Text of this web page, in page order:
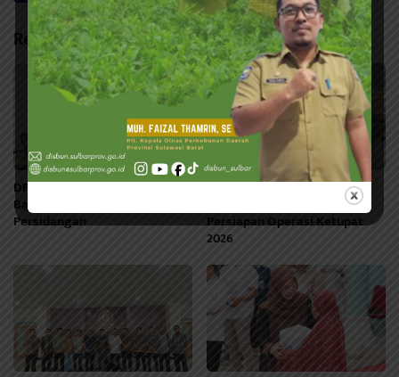
Related Posts
DPRD Sulbar Gelar Rapat
Bamus Susun Jadwal Masa
Persidangan
Sekwan DPRD Sulbar Hadiri
Persiapan Operasi Ketupat
2026